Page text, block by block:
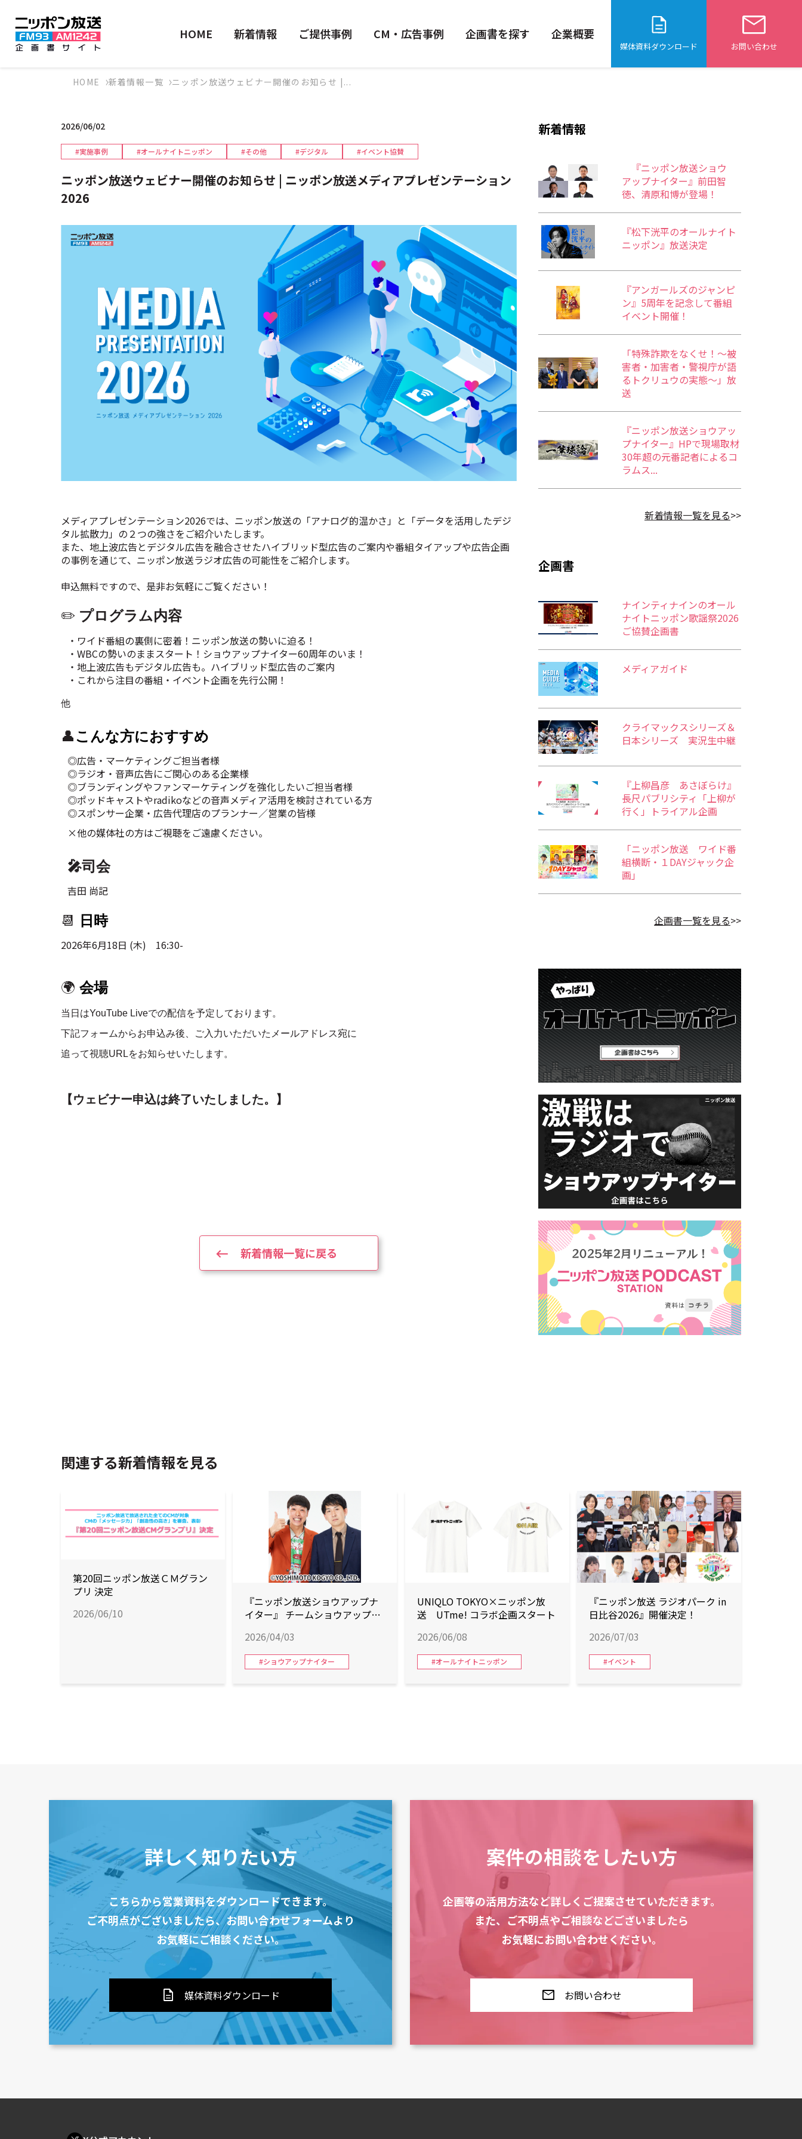
HOME 新着情報 ご提供事例 CM・広告事例 企画書を探す 企業概要
媒体資料ダウンロード お問い合わせ
HOME 新着情報一覧 ニッポン放送ウェビナー開催のお知らせ |...
2026/06/02
#実施事例 #オールナイトニッポン #その他 #デジタル #イベント協賛
ニッポン放送ウェビナー開催のお知らせ | ニッポン放送メディアプレゼンテーション
2026
メディアプレゼンテーション2026では、ニッポン放送の「アナログ的温かさ」と「データを活用したデジ
タル拡散力」の２つの強さをご紹介いたします。
また、地上波広告とデジタル広告を融合させたハイブリッド型広告のご案内や番組タイアップや広告企画
の事例を通じて、ニッポン放送ラジオ広告の可能性をご紹介します。
申込無料ですので、是非お気軽にご覧ください！
✏️ プログラム内容
・ワイド番組の裏側に密着！ニッポン放送の勢いに迫る！
・WBCの勢いのままスタート！ショウアップナイター60周年のいま！
・地上波広告もデジタル広告も。ハイブリッド型広告のご案内
・これから注目の番組・イベント企画を先行公開！
他
👤こんな方におすすめ
◎広告・マーケティングご担当者様
◎ラジオ・音声広告にご関心のある企業様
◎ブランディングやファンマーケティングを強化したいご担当者様
◎ポッドキャストやradikoなどの音声メディア活用を検討されている方
◎スポンサー企業・広告代理店のプランナー／営業の皆様
×他の媒体社の方はご視聴をご遠慮ください。
🎤司会
吉田 尚記
📆 日時
2026年6月18日 (木) 16:30-
🌍 会場
当日はYouTube Liveでの配信を予定しております。
下記フォームからお申込み後、ご入力いただいたメールアドレス宛に
追って視聴URLをお知らせいたします。
【ウェビナー申込は終了いたしました。 】
新着情報一覧に戻る
新着情報
『ニッポン放送ショウ
アップナイター』前田智
徳、清原和博が登場！
『松下洸平のオールナイト
ニッポン』放送決定
『アンガールズのジャンピ
ン』5周年を記念して番組
イベント開催！
「特殊詐欺をなくせ！～被
害者・加害者・警視庁が語
るトクリュウの実態～」放
送
『ニッポン放送ショウアッ
プナイター』HPで現場取材
30年超の元番記者によるコ
ラムス...
新着情報一覧を見る>>
企画書
ナインティナインのオール
ナイトニッポン歌謡祭2026
ご協賛企画書
メディアガイド
クライマックスシリーズ＆
日本シリーズ 実況生中継
『上柳昌彦 あさぼらけ』
長尺パブリシティ「上柳が
行く」トライアル企画
「ニッポン放送 ワイド番
組横断・１DAYジャック企
画」
企画書一覧を見る>>
関連する新着情報を見る
第20回ニッポン放送ＣＭグラン
プリ 決定
2026/06/10
『ニッポン放送ショウアップナ
イター』 チームショウアップに
2026/04/03
#ショウアップナイター
UNIQLO TOKYO×ニッポン放
送 UTme! コラボ企画スタート
2026/06/08
#オールナイトニッポン
『ニッポン放送 ラジオパーク in
日比谷2026』開催決定！
2026/07/03
#イベント
詳しく知りたい方
こちらから営業資料をダウンロードできます。
ご不明点がございましたら、お問い合わせフォームより
お気軽にご相談ください。
description 媒体資料ダウンロード
案件の相談をしたい方
企画等の活用方法など詳しくご提案させていただきます。
また、ご不明点やご相談などございましたら
お気軽にお問い合わせください。
mail お問い合わせ